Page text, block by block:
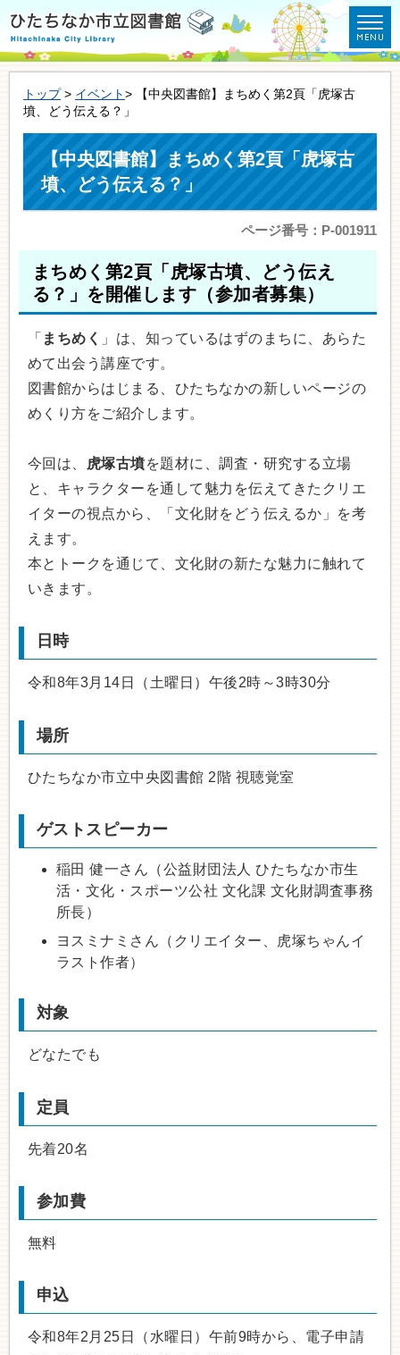
トップ> イベント > 【中央図書館】まちめく第2頁「虎塚古
墳、どう伝える？」
【中央図書館】まちめく第2頁「虎塚古
墳、どう伝える？」
ページ番号：P-001911
まちめく第2頁「虎塚古墳、どう伝え
る？」を開催します（参加者募集）
「 まちめく
」は、知っているはずのまちに、あらた
めて出会う講座です。
図書館からはじまる、ひたちなかの新しいページの
めくり方をご紹介します。
今回は、 虎塚古墳を題材に、調査・研究する立場
と、キャラクターを通して魅力を伝えてきたクリエ
イターの視点から、「文化財をどう伝えるか」を考
えます。
本とトークを通じて、文化財の新たな魅力に触れて
いきます。
日時
令和8年3月14日（土曜日）午後2時～3時30分
場所
ひたちなか市立中央図書館 2階 視聴覚室
ゲストスピーカー
稲田 健一さん（公益財団法人 ひたちなか市生
活・文化・スポーツ公社 文化課 文化財調査事務
所長）
ヨスミナミさん（クリエイター、虎塚ちゃんイ
ラスト作者）
対象
どなたでも
定員
先着20名
参加費
無料
申込
令和8年2月25日（水曜日）午前9時から、電子申請